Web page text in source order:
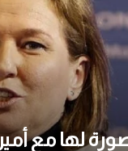
لها مع أمير